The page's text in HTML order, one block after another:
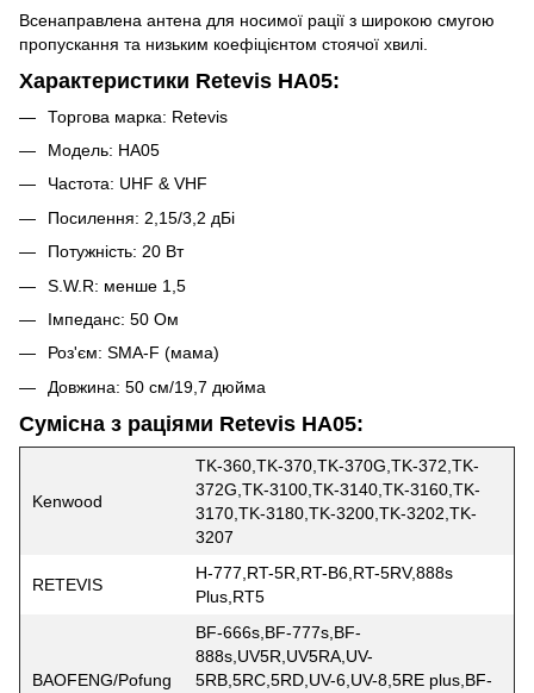
Всенаправлена антена для носимої рації з широкою смугою
пропускання та низьким коефіцієнтом стоячої хвилі.
Характеристики Retevis HA05:
Торгова марка: Retevis
Модель: HA05
Частота: UHF & VHF
Посилення: 2,15/3,2 дБі
Потужність: 20 Вт
S.W.R: менше 1,5
Імпеданс: 50 Ом
Роз'єм: SMA-F (мама)
Довжина: 50 см/19,7 дюйма
Сумісна з раціями Retevis HA05:
Kenwood
TK-360,TK-370,TK-370G,TK-372,TK-
372G,TK-3100,TK-3140,TK-3160,TK-
3170,TK-3180,TK-3200,TK-3202,TK-
3207
RETEVIS
H-777,RT-5R,RT-B6,RT-5RV,888s
Plus,RT5
BAOFENG/Pofung
BF-666s,BF-777s,BF-
888s,UV5R,UV5RA,UV-
5RB,5RC,5RD,UV-6,UV-8,5RE plus,BF-